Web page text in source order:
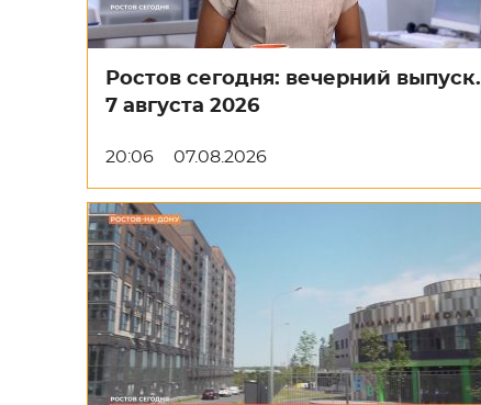
Ростов сегодня: вечерний выпуск.
7 августа 2026
20:06 07.08.2026